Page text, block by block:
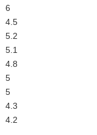
6
4.5
5.2
5.1
4.8
5
5
4.3
4.2